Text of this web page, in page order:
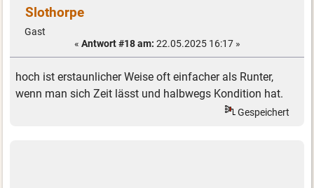
Slothorpe
Gast
« Antwort #18 am: 22.05.2025 16:17 »
hoch ist erstaunlicher Weise oft einfacher als Runter,
wenn man sich Zeit lässt und halbwegs Kondition hat.
Gespeichert